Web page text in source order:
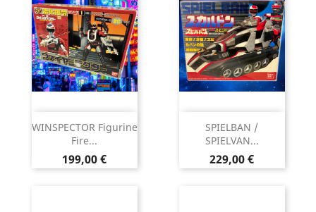
WINSPECTOR Figurine
Fire...
Prix
199,00 €
SPIELBAN /
SPIELVAN...
Prix
229,00 €